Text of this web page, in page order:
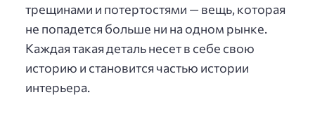
трещинами и потертостями — вещь, которая
не попадется больше ни на одном рынке.
Каждая такая деталь несет в себе свою
историю и становится частью истории
интерьера.